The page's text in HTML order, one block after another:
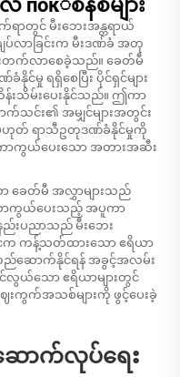
пок်စနစ်များ
တွင် မီးဘေးအန္တရာယ်
ပ်လာခြင်းက မီးဒဏ်ခံ အတု
းတက်လာစေခဲ့သည်။ ခေတ်မီ
င်မှု ရရှိစေပြီး ပိုင်ရှင်များ
းသိမ်းပေးနိုင်သည်။ ဤကာ
သင်း၏ အမျှင်များအတွင်း
မဟုတ် ရာသီဥတုဒဏ်ခံနိုင်မှုကို
ာကွယ်ပေးသော အတားအဆီး
ာ ခေတ်မီ အလွှာများသည်
ာကွယ်ပေးသည့် အပူကာ
းပညာသည် မီးဘေး
င်က ကန့်သတ်ထားသော ဧရိယာ
ည်ဆောက်နိုင်ရန် အခွင့်အလမ်း
ာင်လွယ်သော ဧရိယာများတွင်
ေးကွက်အသစ်များကို ဖွင့်ပေးခဲ့
ာက်လုပ်ရေး